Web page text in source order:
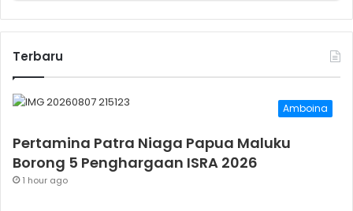
Terbaru
Amboina
Pertamina Patra Niaga Papua Maluku
Borong 5 Penghargaan ISRA 2026
1 hour ago